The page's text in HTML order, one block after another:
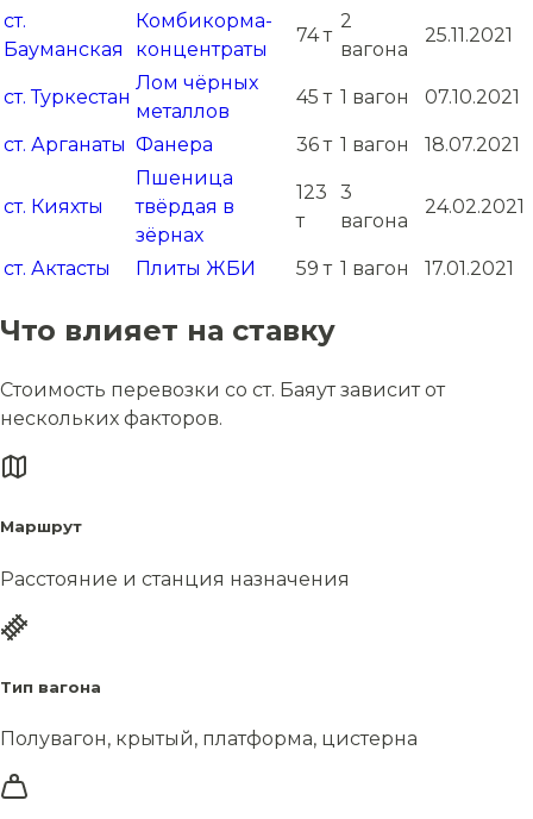
ст.
Бауманская
Комбикорма-
концентраты
74 т
2
вагона
25.11.2021
ст. Туркестан
Лом чёрных
металлов
45 т 1 вагон 07.10.2021
ст. Арганаты Фанера 36 т 1 вагон 18.07.2021
ст. Кияхты
Пшеница
твёрдая в
зёрнах
123
т
3
вагона
24.02.2021
ст. Актасты Плиты ЖБИ 59 т 1 вагон 17.01.2021
Что влияет на ставку
Стоимость перевозки со ст. Баяут зависит от
нескольких факторов.
Маршрут
Расстояние и станция назначения
Тип вагона
Полувагон, крытый, платформа, цистерна